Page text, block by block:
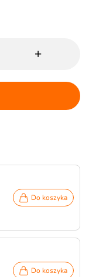
+
Do koszyka
Do koszyka